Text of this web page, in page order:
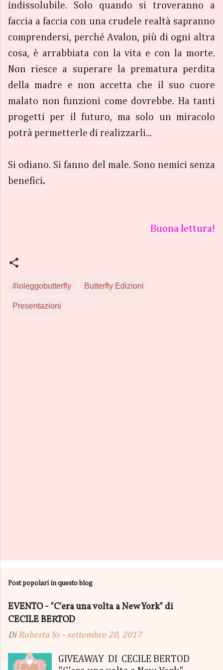
indissolubile. Solo quando si troveranno a
faccia a faccia con una crudele realtà sapranno
comprendersi, perché Avalon, più di ogni altra
cosa, è arrabbiata con la vita e con la morte.
Non riesce a superare la prematura perdita
della madre e non accetta che il suo cuore
malato non funzioni come dovrebbe. Ha tanti
progetti per il futuro, ma solo un miracolo
potrà permetterle di realizzarli...
Si odiano. Si fanno del male. Sono nemici senza
benefici.
Buona lettura!
#ioleggobutterfly Butterfly Edizioni
Presentazioni
Post popolari in questo blog
EVENTO - "C'era una volta a New York" di
CECILE BERTOD
DiRoberta Ss - settembre 20, 2017
GIVEAWAY DI CECILE BERTOD